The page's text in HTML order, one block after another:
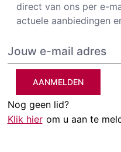
direct van ons per e-
actuele aanbiedingen
AANMELDEN
Nog geen lid?
Klik hier om u aan te